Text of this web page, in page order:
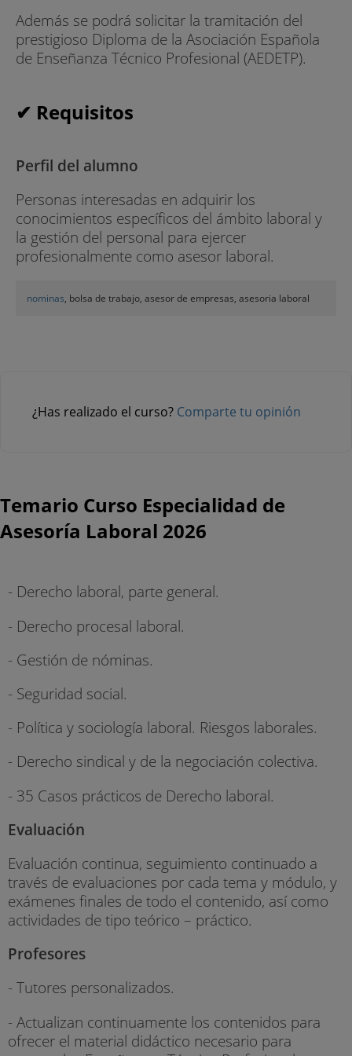
Además se podrá solicitar la tramitación del
prestigioso Diploma de la Asociación Española
de Enseñanza Técnico Profesional (AEDETP).
✔ Requisitos
Perfil del alumno
Personas interesadas en adquirir los
conocimientos específicos del ámbito laboral y
la gestión del personal para ejercer
profesionalmente como asesor laboral.
nominas, bolsa de trabajo, asesor de empresas, asesoria laboral
¿Has realizado el curso? Comparte tu opinión
Temario Curso Especialidad de
Asesoría Laboral 2026
- Derecho laboral, parte general.
- Derecho procesal laboral.
- Gestión de nóminas.
- Seguridad social.
- Política y sociología laboral. Riesgos laborales.
- Derecho sindical y de la negociación colectiva.
- 35 Casos prácticos de Derecho laboral.
Evaluación
Evaluación continua, seguimiento continuado a
través de evaluaciones por cada tema y módulo, y
exámenes finales de todo el contenido, así como
actividades de tipo teórico – práctico.
Profesores
- Tutores personalizados.
- Actualizan continuamente los contenidos para
ofrecer el material didáctico necesario para